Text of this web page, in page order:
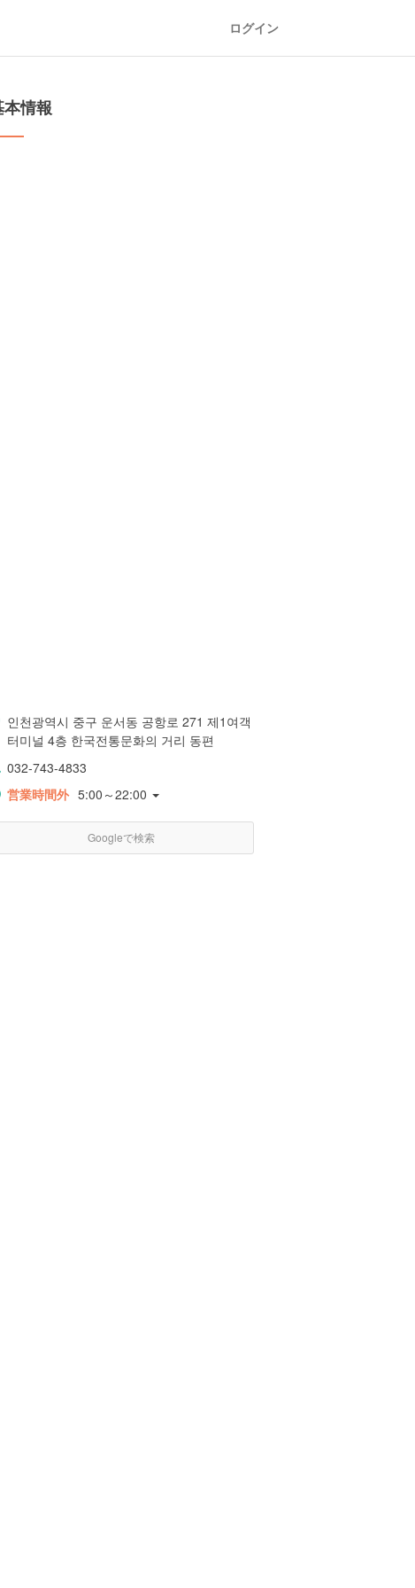
ログイン
本情報
인천광역시 중구 운서동 공항로 271 제1여객
터미널 4층 한국전통문화의 거리 동편
032-743-4833
営業時間外 5:00～22:00
Googleで検索